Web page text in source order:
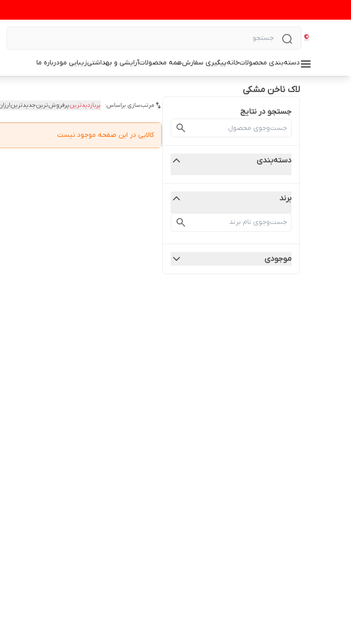
دسته‌بندی محصولاتخانهپیگیری سفارشهمه محصولاتآرایشی و بهداشتیزیبایی مودرباره ما
لاک ناخن مشکی
جستجو در نتایج
دسته‌بندی
برند
موجودی
مرتب‌سازی براساس: پربازدیدترینپرفروش‌ترینجدیدترین
کالایی در این صفحه موجود نیست